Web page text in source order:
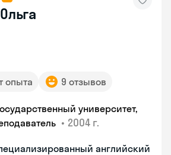
Ольга
опыта 9 отзывов
университет,
• 2004 г.
английский